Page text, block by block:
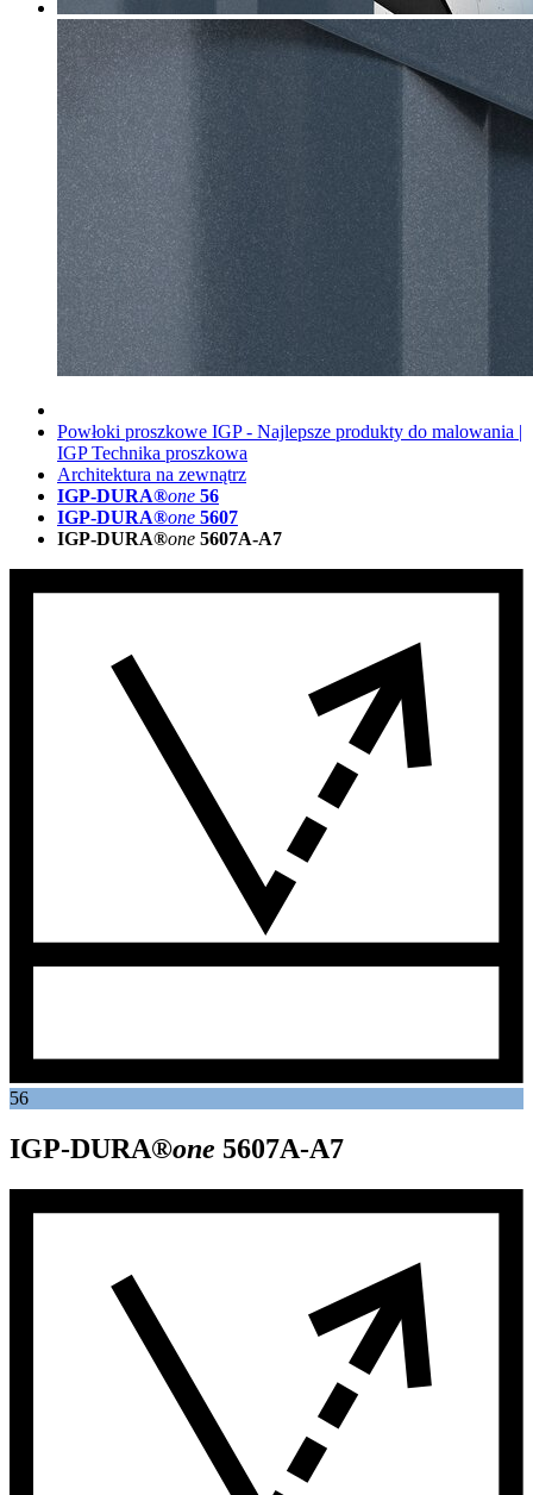
Powłoki proszkowe IGP - Najlepsze produkty do malowania |
IGP Technika proszkowa
Architektura na zewnątrz
IGP-DURA®one 56
IGP-DURA®one 5607
IGP-DURA®one 5607A-A7
56
IGP-DURA®one 5607A-A7